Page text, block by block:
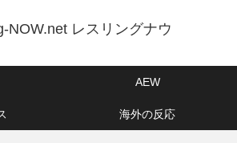
NOW.net レスリングナウ
AEW
海外の反応